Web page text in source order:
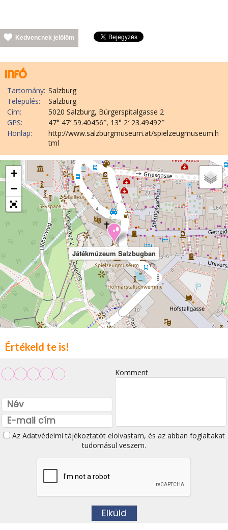
Kedvencnek jelölöm
Tartomány: Salzburg
Település:
Salzburg
Cím:
5020 Salzburg, Bürgerspitalgasse 2
GPS:
47° 47′ 59.40456″, 13° 2′ 23.49492″
Honlap:
http://www.salzburgmuseum.at/spielzeugmuseum.h
tml
Játékmúzeum Salzbugban
+
−
Értékeld te is!
Komment
Az Adatvédelmi tájékoztatótelolvastam, és az abban foglaltakat
tudomásul veszem.